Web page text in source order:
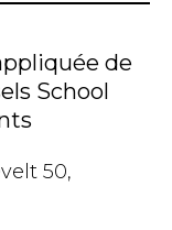
de
School
50,